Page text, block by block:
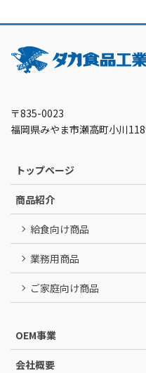
〒835-0023
福岡県みやま市瀬高町小川
トップページ
商品紹介
給食向け商品
業務用商品
ご家庭向け商品
OEM事業
会社概要